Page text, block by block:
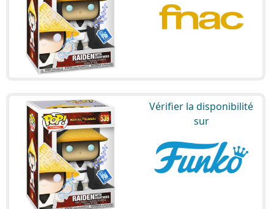
Vérifier la disponibilité
sur